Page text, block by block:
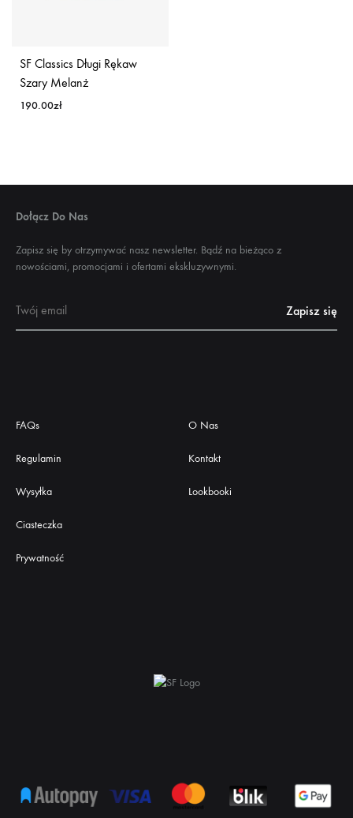
SF Classics Długi Rękaw
Szary Melanż
190.00zł
Dołącz Do Nas
Zapisz się by otrzymywać nasz newsletter. Bądź na bieżąco z
nowościami, promocjami i ofertami ekskluzywnymi.
FAQs
Regulamin
Wysyłka
Ciasteczka
Prywatność
O Nas
Kontakt
Lookbooki